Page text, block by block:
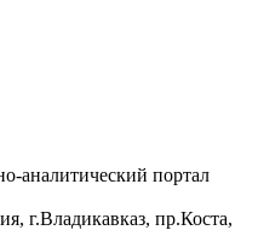
аналитический портал
г.Владикавказ, пр.Коста,